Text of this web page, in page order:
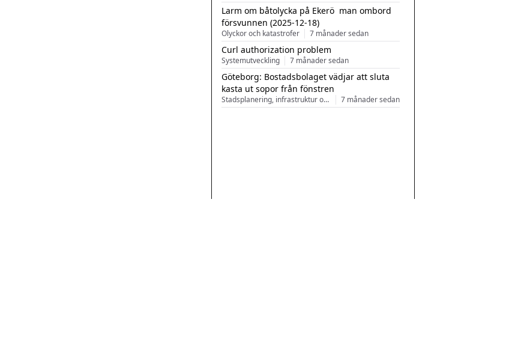
Larm om båtolycka på Ekerö  man ombord
försvunnen (2025-12-18)
Olyckor och katastrofer 7 månader sedan
Curl authorization problem
Systemutveckling 7 månader sedan
Göteborg: Bostadsbolaget vädjar att sluta
kasta ut sopor från fönstren
Stadsplanering, infrastruktur och arkitektur 7 månader sedan